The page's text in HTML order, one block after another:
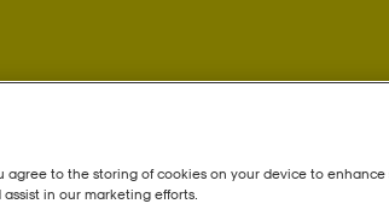
agree to the storing of cookies on your device to enhance
in our marketing efforts.